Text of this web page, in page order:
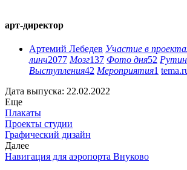
арт-директор
Артемий Лебедев Участие в
линч2077 Мозг137 Фото дня52
Выступления42 Мероприятия1
Дата выпуска: 22.02.2022
Еще
Плакаты
Проекты студии
Графический дизайн
Далее
Навигация для аэропорта Внуково